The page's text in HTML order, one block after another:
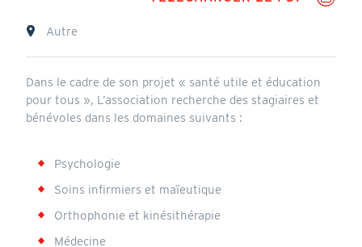
Lieu
Autre
Annonce
Dans le cadre de son projet « santé utile et éducation
pour tous », L’association recherche des stagiaires et
bénévoles dans les domaines suivants :
Psychologie
Soins infirmiers et maïeutique
Orthophonie et kinésithérapie
Médecine